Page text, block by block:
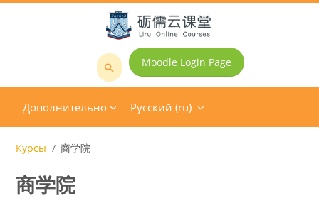
Перейти к основному содержанию
Поиск
Moodle Login Page
Дополнительно Русский ‎(ru)‎
Курсы 商学院
商学院